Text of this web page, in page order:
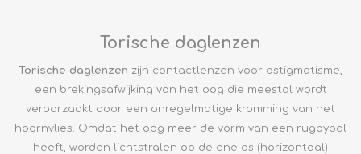
Torische daglenzen
Torische daglenzen zijn contactlenzen voor astigmatisme,
een brekingsafwijking van het oog die meestal wordt
veroorzaakt door een onregelmatige kromming van het
hoornvlies. Omdat het oog meer de vorm van een rugbybal
heeft, worden lichtstralen op de ene as (horizontaal)